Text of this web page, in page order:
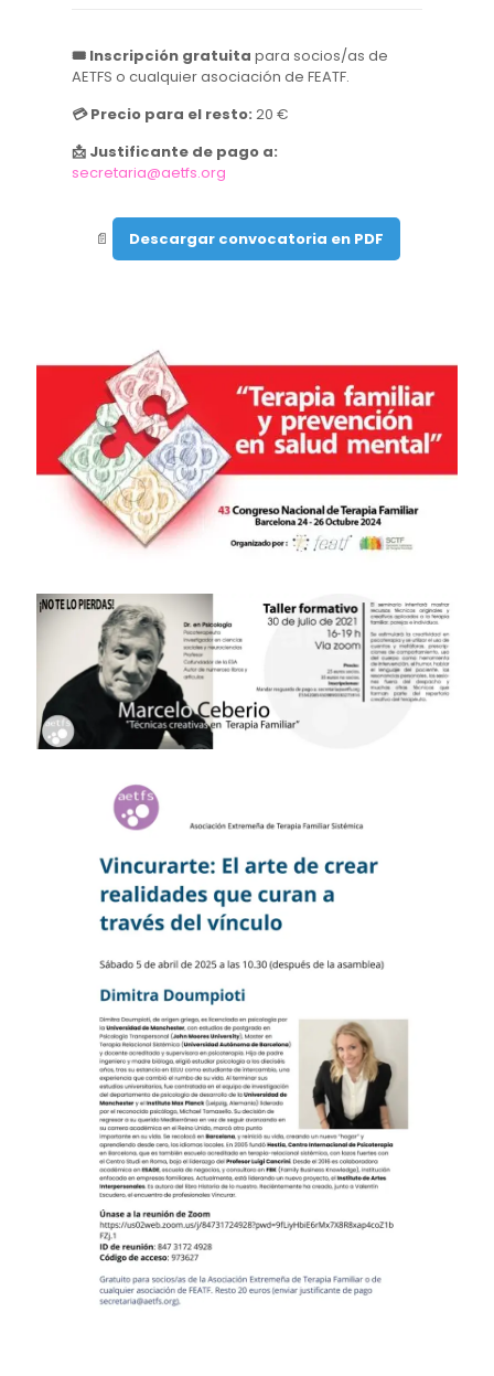
🎟️ Inscripción gratuita para socios/as de
AETFS o cualquier asociación de FEATF.
💳 Precio para el resto: 20 €
📩 Justificante de pago a:
secretaria@aetfs.org
📄 Descargar convocatoria en PDF